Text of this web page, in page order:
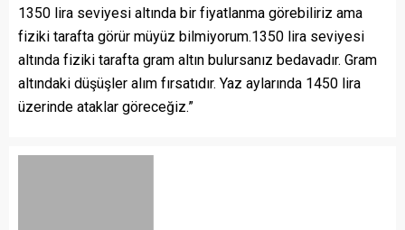
1350 lira seviyesi altında bir fiyatlanma görebiliriz ama
fiziki tarafta görür müyüz bilmiyorum.1350 lira seviyesi
altında fiziki tarafta gram altın bulursanız bedavadır. Gram
altındaki düşüşler alım fırsatıdır. Yaz aylarında 1450 lira
üzerinde ataklar göreceğiz.”